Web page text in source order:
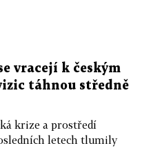
vracejí k českým
táhnou středně
krize a prostředí
letech tlumily